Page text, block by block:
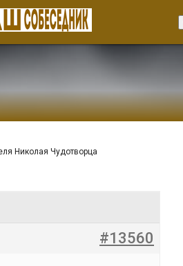
Николая Чудотворца
#13560